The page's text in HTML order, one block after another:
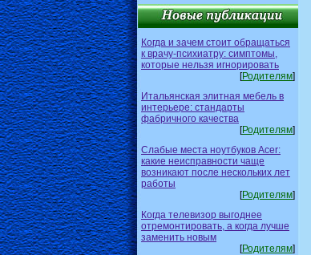
Когда и зачем стоит обращаться
к врачу-психиатру: симптомы,
которые нельзя игнорировать
[Родителям]
Итальянская элитная мебель в
интерьере: стандарты
фабричного качества
[Родителям]
Слабые места ноутбуков Acer:
какие неисправности чаще
возникают после нескольких лет
работы
[Родителям]
Когда телевизор выгоднее
отремонтировать, а когда лучше
заменить новым
[Родителям]